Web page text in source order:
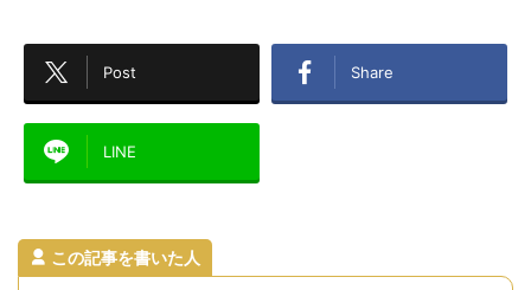
Post Share
LINE
この記事を書いた人